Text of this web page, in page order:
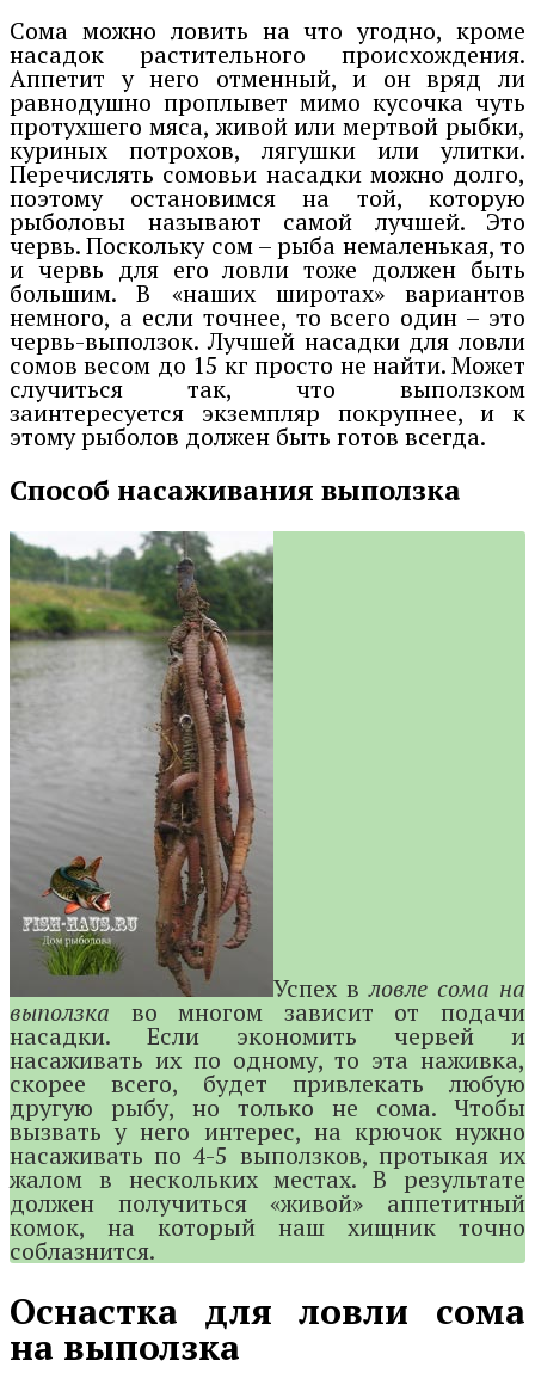
Сома можно ловить на что угодно, кроме
насадок растительного происхождения.
Аппетит у него отменный, и он вряд ли
равнодушно проплывет мимо кусочка чуть
протухшего мяса, живой или мертвой рыбки,
куриных потрохов, лягушки или улитки.
Перечислять сомовьи насадки можно долго,
поэтому остановимся на той, которую
рыболовы называют самой лучшей. Это
червь. Поскольку сом – рыба немаленькая, то
и червь для его ловли тоже должен быть
большим. В «наших широтах» вариантов
немного, а если точнее, то всего один – это
червь-выползок. Лучшей насадки для ловли
сомов весом до 15 кг просто не найти. Может
случиться так, что выползком
заинтересуется экземпляр покрупнее, и к
этому рыболов должен быть готов всегда.
Способ насаживания выползка
Успех вловле сома на
выползка во многом зависит от подачи
насадки. Если экономить червей и
насаживать их по одному, то эта наживка,
скорее всего, будет привлекать любую
другую рыбу, но только не сома. Чтобы
вызвать у него интерес, на крючок нужно
насаживать по 4-5 выползков, протыкая их
жалом в нескольких местах. В результате
должен получиться «живой» аппетитный
комок, на который наш хищник точно
соблазнится.
Оснастка для ловли сома
на выползка